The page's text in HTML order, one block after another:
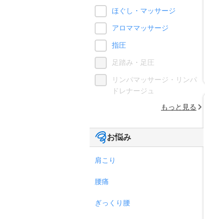
ほぐし・マッサージ
アロママッサージ
指圧
足踏み・足圧
リンパマッサージ・リンパ
ドレナージュ
もっと見る
お悩み
肩こり
腰痛
ぎっくり腰